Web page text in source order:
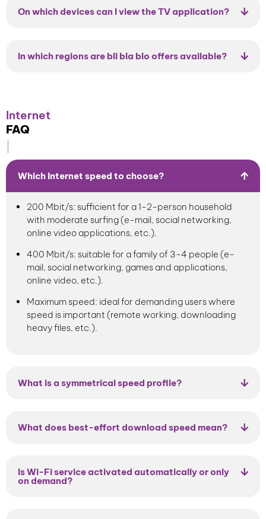
On which devices can I view the TV application?
In which regions are bli bla blo offers available?
Internet
FAQ
Which Internet speed to choose?
200 Mbit/s: sufficient for a 1-2-person household
with moderate surfing (e-mail, social networking,
online video applications, etc.).
400 Mbit/s: suitable for a family of 3-4 people (e-
mail, social networking, games and applications,
online video, etc.).
Maximum speed: ideal for demanding users where
speed is important (remote working, downloading
heavy files, etc.).
What is a symmetrical speed profile?
What does best-effort download speed mean?
Is Wi-Fi service activated automatically or only
on demand?